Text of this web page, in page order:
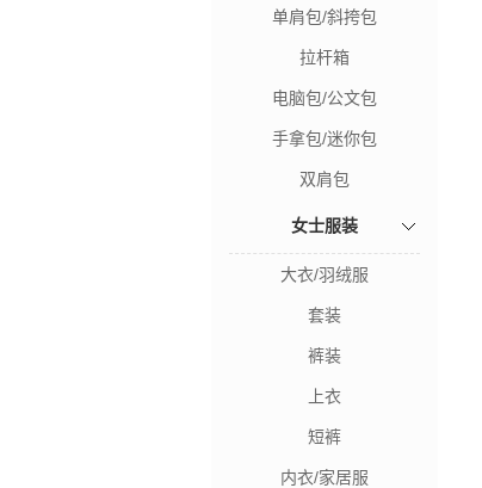
单肩包/斜挎包
拉杆箱
电脑包/公文包
手拿包/迷你包
双肩包
女士服装
大衣/羽绒服
套装
裤装
上衣
短裤
内衣/家居服